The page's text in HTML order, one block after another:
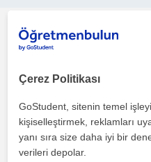
Web Tasarim
Bursal
örnekler ile pekiştirerek
daha fazlasını gör
Çerez Politikası
GoStudent, sitenin temel
kişiselleştirmek, reklamları
yanı sıra size daha iyi bir
verileri depolar.